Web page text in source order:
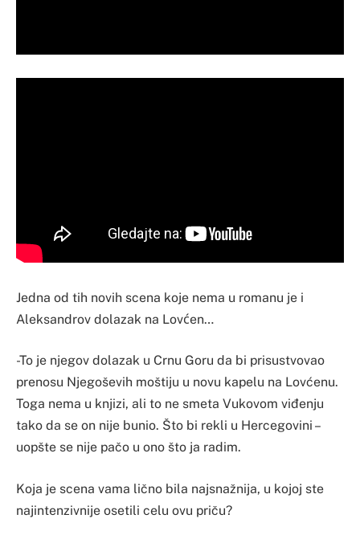
Jedna od tih novih scena koje nema u romanu je i
Aleksandrov dolazak na Lovćen…
-To je njegov dolazak u Crnu Goru da bi prisustvovao
prenosu Njegoševih moštiju u novu kapelu na Lovćenu.
Toga nema u knjizi, ali to ne smeta Vukovom viđenju
tako da se on nije bunio. Što bi rekli u Hercegovini –
uopšte se nije pačo u ono što ja radim.
Koja je scena vama lično bila najsnažnija, u kojoj ste
najintenzivnije osetili celu ovu priču?